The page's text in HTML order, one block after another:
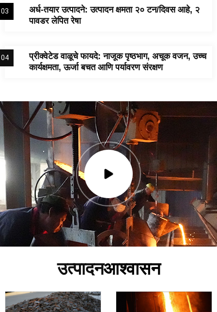
अर्ध-तयार उत्पादने: उत्पादन क्षमता २० टन/दिवस आहे, २
पावडर लेपित रेषा
03
प्रीक्वेटेड वाळूचे फायदे: नाजूक पृष्ठभाग, अचूक वजन, उच्च
कार्यक्षमता, ऊर्जा बचत आणि पर्यावरण संरक्षण
04
उत्पादनआश्वासन